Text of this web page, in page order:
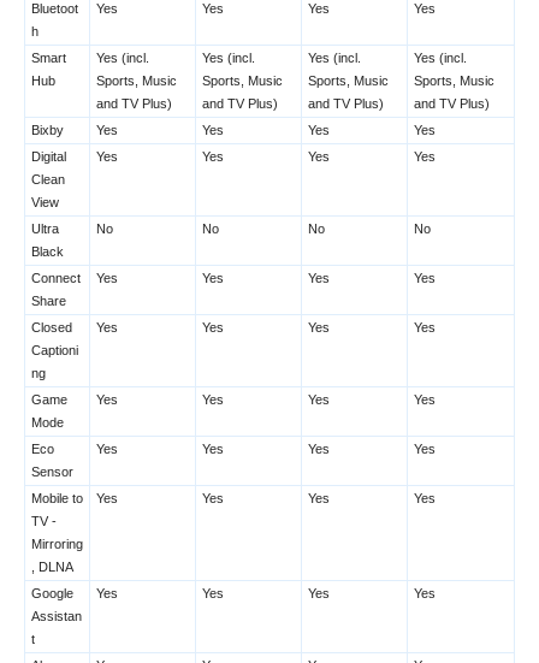
Bluetoot
h
Yes Yes Yes Yes
Smart
Hub
Yes (incl.
Sports, Music
and TV Plus)
Yes (incl.
Sports, Music
and TV Plus)
Yes (incl.
Sports, Music
and TV Plus)
Yes (incl.
Sports, Music
and TV Plus)
Bixby
Yes Yes Yes
Yes
Digital
Clean
View
Yes Yes Yes Yes
Ultra
Black
No No No No
Connect
Share
Yes Yes Yes Yes
Closed
Captioni
ng
Yes Yes Yes Yes
Game
Mode
Yes Yes Yes Yes
Eco
Sensor
Yes Yes Yes Yes
Mobile to
TV -
Mirroring
, DLNA
Yes Yes Yes Yes
Google
Assistan
t
Yes Yes Yes Yes